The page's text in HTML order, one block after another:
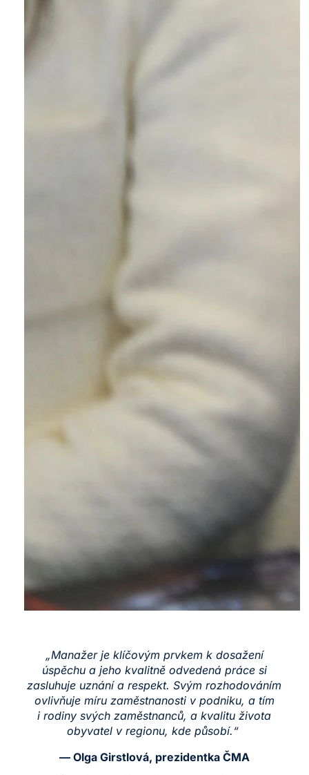
„Manažer je klíčovým prvkem k dosažení
úspěchu a jeho kvalitně odvedená práce si
zasluhuje uznání a respekt. Svým rozhodováním
ovlivňuje míru zaměstnanosti v podniku, a tím
i rodiny svých zaměstnanců, a kvalitu života
obyvatel v regionu, kde působí.“
— Olga Girstlová, prezidentka ČMA